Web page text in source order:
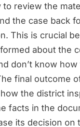
to review the
the case back
This is crucial
about the
don’t know
final outcome
the district
facts in the
its decision on